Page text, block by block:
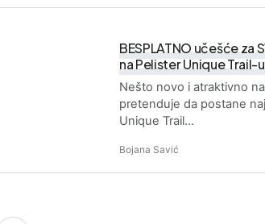
BESPLATNO učešće za
na Pelister Unique Trail-
Nešto novo i atraktivno
pretenduje da postane
Unique Trail…
Bojana Savić